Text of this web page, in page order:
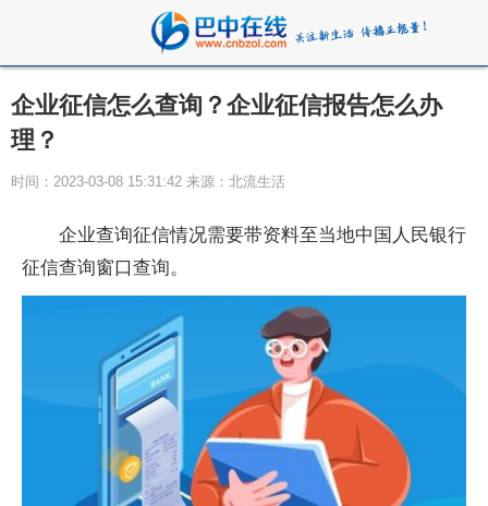
企业征信怎么查询？企业征信报告怎么办
理？
时间：2023-03-08 15:31:42 来源：北流生活
企业查询征信情况需要带资料至当地中国人民银行
征信查询窗口查询。